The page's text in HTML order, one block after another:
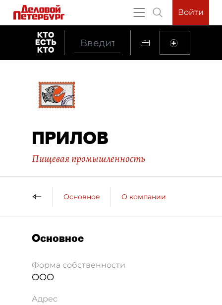
Войти
ПРИЛОВ
Пищевая промышленность
Основное О компании
Основное
Форма собственности
ООО
Адрес